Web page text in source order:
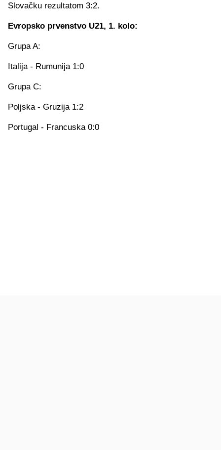
Slovačku rezultatom 3:2.
Evropsko prvenstvo U21, 1. kolo:
Grupa A:
Italija - Rumunija 1:0
Grupa C:
Poljska - Gruzija 1:2
Portugal - Francuska 0:0